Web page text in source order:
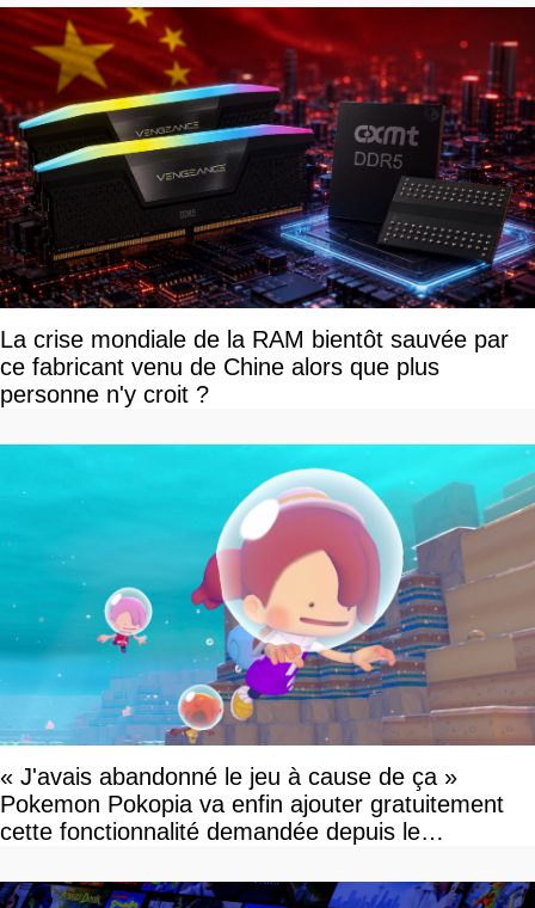
La crise mondiale de la RAM bientôt sauvée par
ce fabricant venu de Chine alors que plus
personne n'y croit ?
« J'avais abandonné le jeu à cause de ça »
Pokemon Pokopia va enfin ajouter gratuitement
cette fonctionnalité demandée depuis le